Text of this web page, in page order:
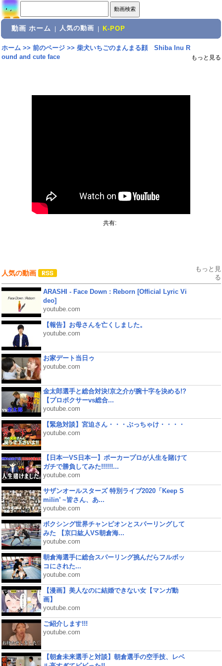
動画 ホーム 人気の動画 K-POP
ホーム>> 前のページ>> 柴犬いちごのまんまる顔 Shiba Inu R
ound and cute face
もっと見る
共有:
人気の動画
もっと見
る
ARASHI - Face Down : Reborn [Official Lyric Vi
deo]
youtube.com
【報告】お母さんを亡くしました。
youtube.com
お家デート当日ゥ
youtube.com
金太郎選手と総合対決!京之介が腕十字を決める!?
【プロボクサーvs総合...
youtube.com
【緊急対談】宮迫さん・・・ぶっちゃけ・・・・
youtube.com
【日本一VS日本一】ポーカープロが人生を賭けて
ガチで勝負してみた!!!!!!...
youtube.com
サザンオールスターズ 特別ライブ2020「Keep S
milin’ ~皆さん、あ...
youtube.com
ボクシング世界チャンピオンとスパーリングして
みた 【京口紘人VS朝倉海...
youtube.com
朝倉海選手に総合スパーリング挑んだらフルボッ
コにされた...
youtube.com
【漫画】美人なのに結婚できない女【マンガ動
画】
youtube.com
ご紹介します!!!
youtube.com
【朝倉未来選手と対談】朝倉選手の空手技、レベ